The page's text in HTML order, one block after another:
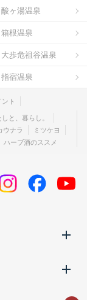
酸ヶ湯温泉
箱根温泉
大歩危祖谷温泉
指宿温泉
ント
しと、暮らし。
ウナラ
ミツケヨ
ハーブ酒のススメ